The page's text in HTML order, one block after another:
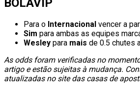
BOLAVIP
Para o Internacional vencer a
Sim para ambas as equipes
Wesley para mais de 0.5 chutes
As odds foram verificadas no
artigo e estão sujeitas à mudança.
atualizadas no site das casas de